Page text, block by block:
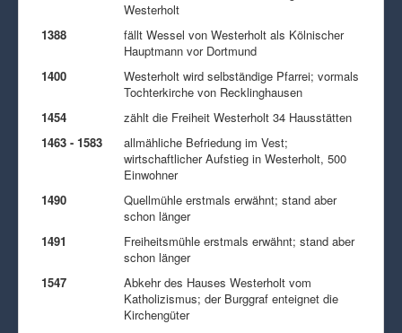
Westerholt
1388
fällt Wessel von Westerholt als Kölnischer
Hauptmann vor Dortmund
1400
Westerholt wird selbständige Pfarrei; vormals
Tochterkirche von Recklinghausen
1454
zählt die Freiheit Westerholt 34 Hausstätten
1463 - 1583
allmähliche Befriedung im Vest;
wirtschaftlicher Aufstieg in Westerholt, 500
Einwohner
1490
Quellmühle erstmals erwähnt; stand aber
schon länger
1491
Freiheitsmühle erstmals erwähnt; stand aber
schon länger
1547
Abkehr des Hauses Westerholt vom
Katholizismus; der Burggraf enteignet die
Kirchengüter